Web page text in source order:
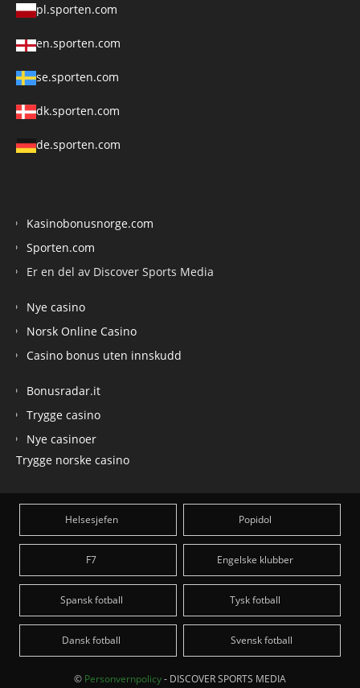
pl.sporten.com
en.sporten.com
se.sporten.com
dk.sporten.com
de.sporten.com
Kasinobonusnorge.com
Sporten.com
Er en del av Discover Sports Media
Nye casino
Norsk Online Casino
Casino bonus uten innskudd
Bonusradar.it
Trygge casino
Nye casinoer
Trygge norske casino
Helsesjefen Popidol
F7 Engelske klubber
Spansk fotball Tysk fotball
Dansk fotball Svensk fotball
© Personvernpolicy- DISCOVER SPORTS MEDIA